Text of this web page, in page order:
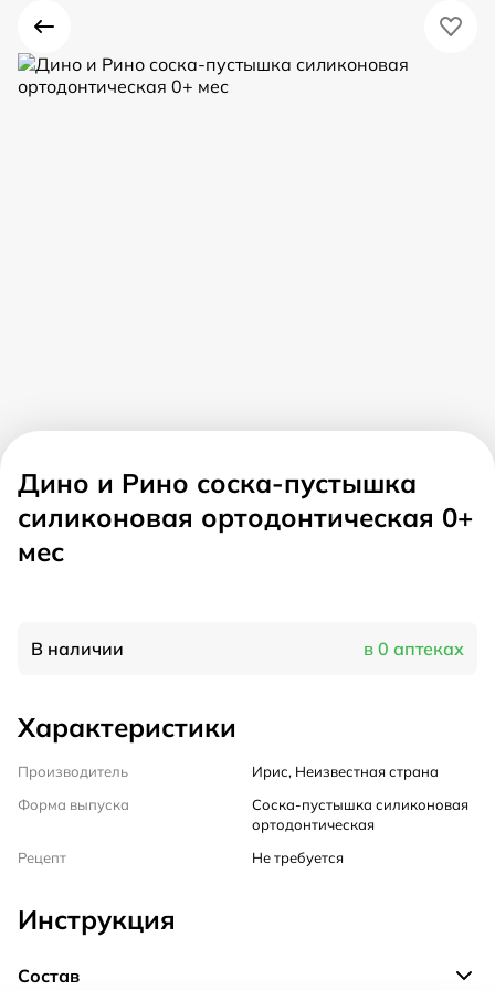
Дино и Рино соска-пустышка
силиконовая ортодонтическая 0+
мес
В наличии в 0 аптеках
Характеристики
Производитель
Ирис, Неизвестная страна
Форма выпуска
Соска-пустышка силиконовая
ортодонтическая
Рецепт
Не требуется
Инструкция
Состав